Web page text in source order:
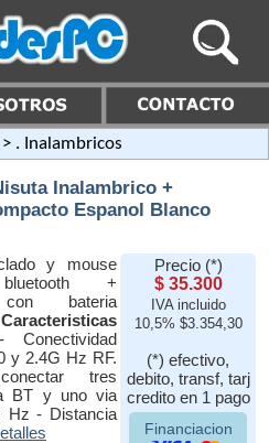
> . Inalambricos
Inalambrico +
Espanol Blanco
y mouse
+
con bateria
Caracteristicas
- Conectividad
y 2.4G Hz RF.
tres
BT y uno via
Hz - Distancia
Precio (*)
$ 35.300
IVA incluido
10,5% $3.354,30
(*) efectivo,
debito, transf, tarj
credito en 1 pago
Financiacion